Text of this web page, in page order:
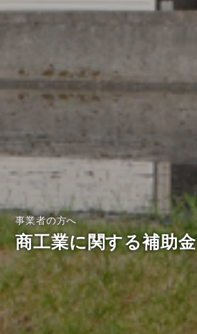
事業者の方へ
商工業に関する補助金